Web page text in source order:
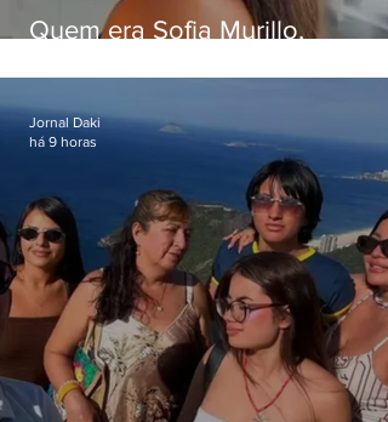
Quem era Sofia Murillo,
em queda de helicóptero no
Jornal Daki
há 9 horas